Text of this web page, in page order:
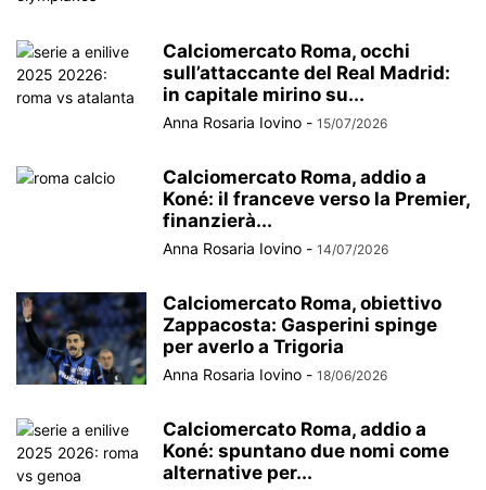
Calciomercato Roma, occhi
sull’attaccante del Real Madrid:
in capitale mirino su...
Anna Rosaria Iovino - 15/07/2026
Calciomercato Roma, addio a
Koné: il franceve verso la Premier,
finanzierà...
Anna Rosaria Iovino - 14/07/2026
Calciomercato Roma, obiettivo
Zappacosta: Gasperini spinge
per averlo a Trigoria
Anna Rosaria Iovino - 18/06/2026
Calciomercato Roma, addio a
Koné: spuntano due nomi come
alternative per...